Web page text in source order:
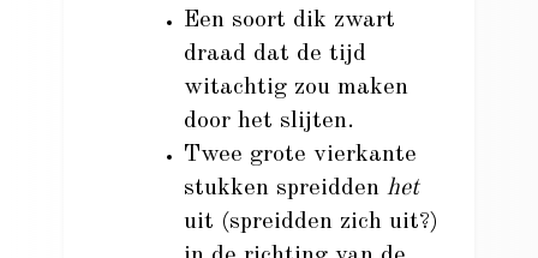
Een soort dik zwart
draad dat de tijd
witachtig zou maken
door het slijten.
Twee grote vierkante
stukken spreidden het
uit (spreidden zich uit?)